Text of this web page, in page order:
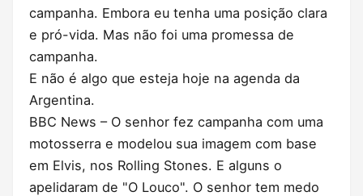
campanha. Embora eu tenha uma posição clara
e pró-vida. Mas não foi uma promessa de
campanha.
E não é algo que esteja hoje na agenda da
Argentina.
BBC News – O senhor fez campanha com uma
motosserra e modelou sua imagem com base
em Elvis, nos Rolling Stones. E alguns o
apelidaram de "O Louco". O senhor tem medo